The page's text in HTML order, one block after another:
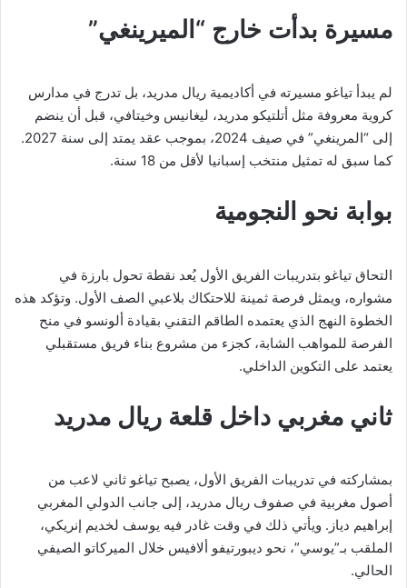
مسيرة بدأت خارج “الميرينغي”
لم يبدأ تياغو مسيرته في أكاديمية ريال مدريد، بل تدرج في مدارس
كروية معروفة مثل أتلتيكو مدريد، ليغانيس وخيتافي، قبل أن ينضم
إلى “المرينغي” في صيف 2024، بموجب عقد يمتد إلى سنة 2027.
كما سبق له تمثيل منتخب إسبانيا لأقل من 18 سنة.
بوابة نحو النجومية
التحاق تياغو بتدريبات الفريق الأول يُعد نقطة تحول بارزة في
مشواره، ويمثل فرصة ثمينة للاحتكاك بلاعبي الصف الأول. وتؤكد هذه
الخطوة النهج الذي يعتمده الطاقم التقني بقيادة ألونسو في منح
الفرصة للمواهب الشابة، كجزء من مشروع بناء فريق مستقبلي
يعتمد على التكوين الداخلي.
ثاني مغربي داخل قلعة ريال مدريد
بمشاركته في تدريبات الفريق الأول، يصبح تياغو ثاني لاعب من
أصول مغربية في صفوف ريال مدريد، إلى جانب الدولي المغربي
إبراهيم دياز. ويأتي ذلك في وقت غادر فيه يوسف لخديم إنريكي،
الملقب بـ”يوسي”، نحو ديبورتيفو ألافيس خلال الميركاتو الصيفي
الحالي.